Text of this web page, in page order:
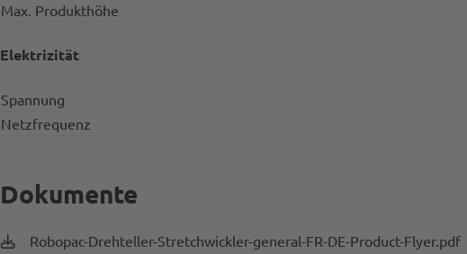
Max. Produkthöhe
Elektrizität
Spannung
Netzfrequenz
Dokumente
Robopac-Drehteller-Stretchwickler-general-FR-DE-Product-Flyer.pdf